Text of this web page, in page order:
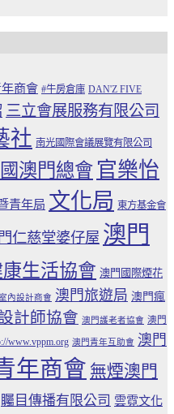
商會 #牛房倉庫 DAN'Z FIVE
三立會展服務有限公司
社 南光國際會議展覽有限公司
澳門總會 官樂怡
青年局 文化局 東方基金會
仁慈堂婆仔屋 澳門
生活協會 澳門國際煙花
內設計商會 澳門旅遊局 澳門瘋
計師協會 澳門護老者協會 澳門
www.vppm.org 澳門青年互助會 澳門
年商會 無煙澳門
矚目傳播有限公司 雲霓文化